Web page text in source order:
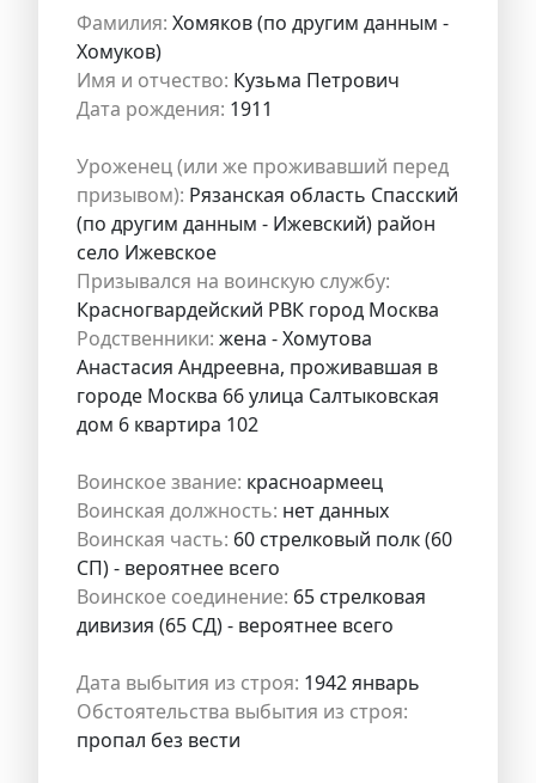
Фамилия: Хомяков (по другим данным -
Хомуков)
Имя и отчество: Кузьма Петрович
Дата рождения: 1911
Уроженец (или же проживавший перед
призывом): Рязанская область Спасский
(по другим данным - Ижевский) район
село Ижевское
Призывался на воинскую службу:
Красногвардейский РВК город Москва
Родственники: жена - Хомутова
Анастасия Андреевна, проживавшая в
городе Москва 66 улица Салтыковская
дом 6 квартира 102
Воинское звание: красноармеец
Воинская должность: нет данных
Воинская часть: 60 стрелковый полк (60
СП) - вероятнее всего
Воинское соединение: 65 стрелковая
дивизия (65 СД) - вероятнее всего
Дата выбытия из строя: 1942 январь
Обстоятельства выбытия из строя:
пропал без вести